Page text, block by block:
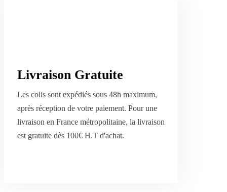
Livraison Gratuite
Les colis sont expédiés sous 48h maximum,
après réception de votre paiement. Pour une
livraison en France métropolitaine, la livraison
est gratuite dès 100€ H.T d'achat.